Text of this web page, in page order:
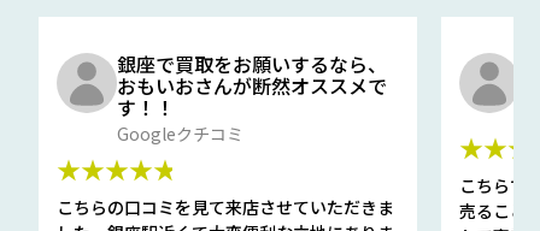
銀座で買取をお願いするなら、
おもいおさんが断然オススメで
す！！
Googleクチコミ
★★★★★
こちらの口コミを見て来店させていただきま
こちらで
売ること